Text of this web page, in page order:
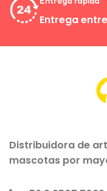
Entrega
Distribuidora de
mascotas por